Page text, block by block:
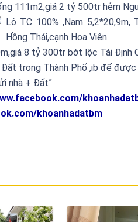
111m2,giá 2 tỷ 500tr hẻm
Lô TC 100% ,Nam
Hồng Thái,cạnh Hoa Viên
8 tỷ 300tr bớt lộc Tái Định
Đất trong Thành Phố ,ib để
nhà + Đất”
khoanhadatbm